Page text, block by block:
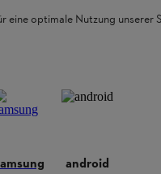
di
olefi
il
eine optimale Nutzung unserer
android